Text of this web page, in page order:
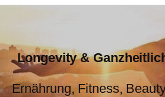
Longevity &
Ernährung, Fitness,